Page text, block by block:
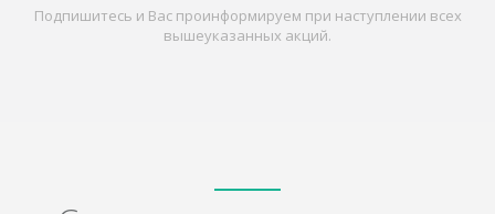
Подпишитесь и Вас проинформируем при наступлении всех
вышеуказанных акций.